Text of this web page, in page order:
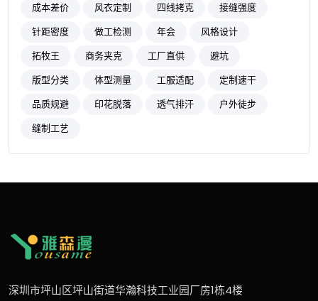
成本差价
风衣定制 四线拷克
接缝强度
针距密度
做工检测 年会
风格设计
拓牧王
商务夹克 工厂直供
避坑
版型分类
体型测量 工服适配
定制速干
品质规避
印花脱落 透气排汗
户外徒步
缝制工艺
深圳市坪山区坪山街道华瀚科技工业园厂房1栋4楼